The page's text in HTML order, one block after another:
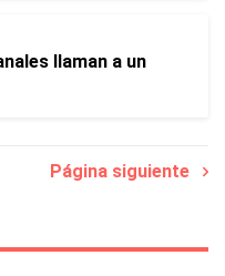
llaman a un
Página siguiente